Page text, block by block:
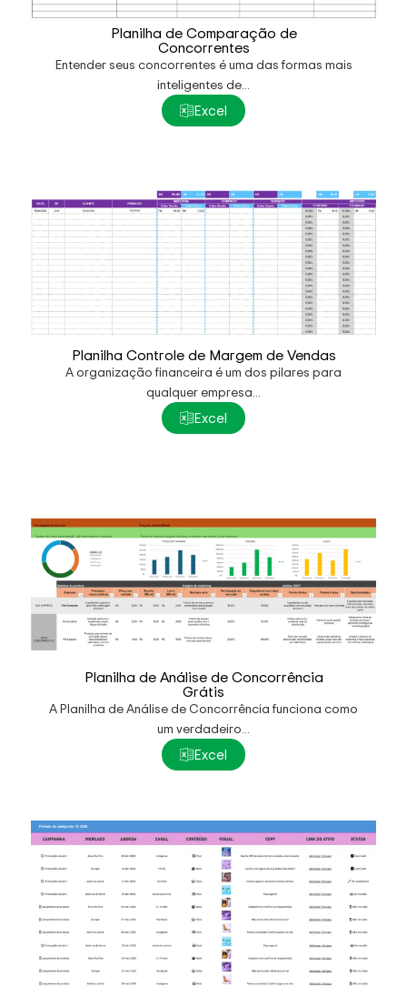
Planilha de Comparação de
Concorrentes
Entender seus concorrentes é uma das formas mais
inteligentes de...
Excel
Planilha Controle de Margem de Vendas
A organização financeira é um dos pilares para
qualquer empresa...
Excel
Planilha de Análise de Concorrência
Grátis
A Planilha de Análise de Concorrência funciona como
um verdadeiro...
Excel